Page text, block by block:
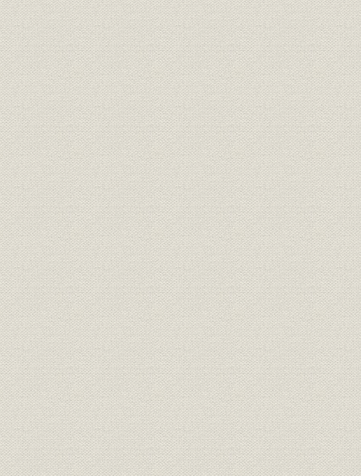
第六節 地球環境保全への取り組み
第七節 本社管理部門
索引
参考文献
あとがき